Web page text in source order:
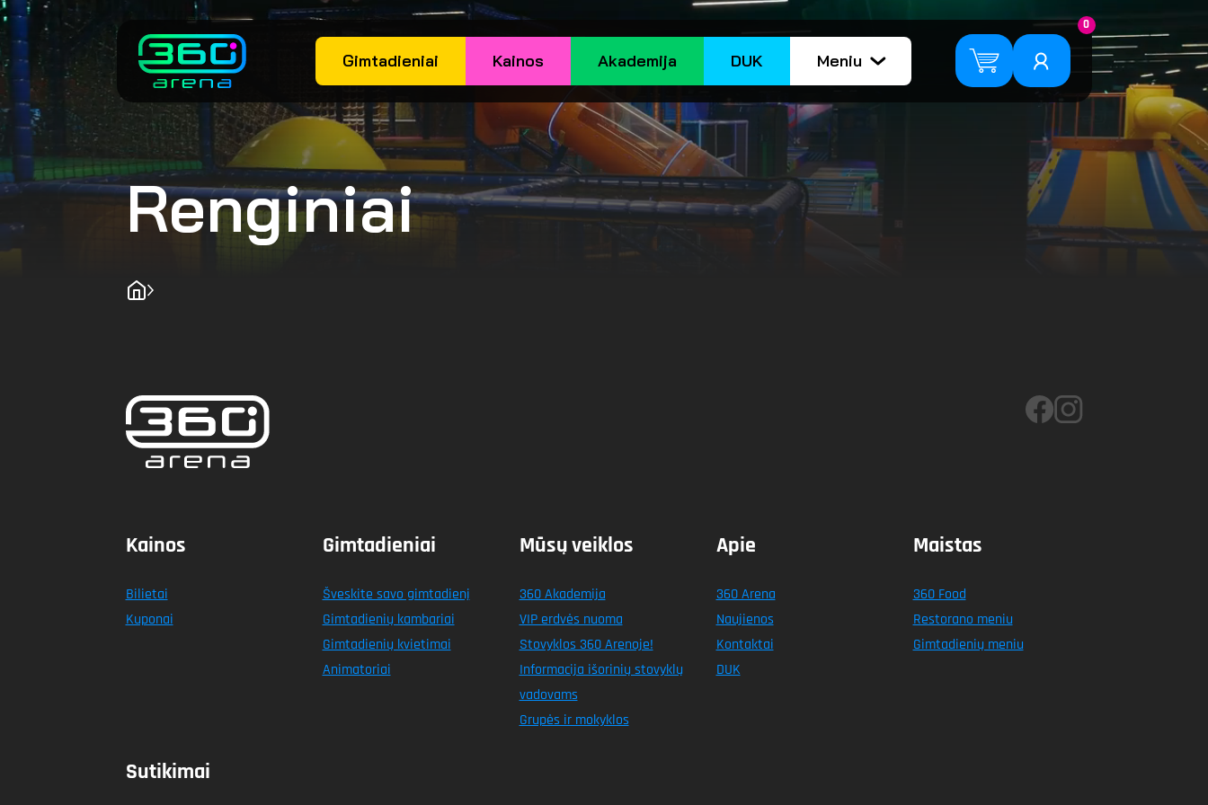
Gimtadieniai Kainos Akademija DUK Meniu
0
Renginiai
Kainos
Bilietai
Kuponai
Gimtadieniai
Šveskite savo gimtadienį
Gimtadienių kambariai
Gimtadienių kvietimai
Animatoriai
Mūsų veiklos
360 Akademija
VIP erdvės nuoma
Stovyklos 360 Arenoje!
Informacija išorinių stovyklų
vadovams
Grupės ir mokyklos
Apie
360 Arena
Naujienos
Kontaktai
DUK
Maistas
360 Food
Restorano meniu
Gimtadienių meniu
Sutikimai